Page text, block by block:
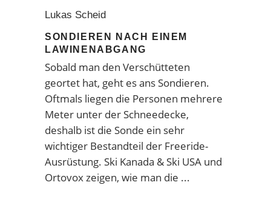
Lukas Scheid
SONDIEREN NACH EINEM
LAWINENABGANG
Sobald man den Verschütteten
geortet hat, geht es ans Sondieren.
Oftmals liegen die Personen mehrere
Meter unter der Schneedecke,
deshalb ist die Sonde ein sehr
wichtiger Bestandteil der Freeride-
Ausrüstung. Ski Kanada & Ski USA und
Ortovox zeigen, wie man die